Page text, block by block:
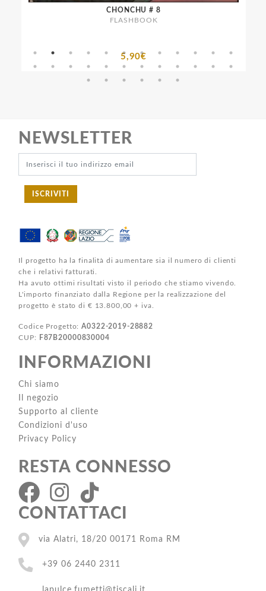
CHONCHU # 8
FLASHBOOK
5,90€
NEWSLETTER
ISCRIVITI
Il progetto ha la finalità di aumentare sia il numero di clienti
che i relativi fatturati.
Ha avuto ottimi risultati visto il periodo che stiamo vivendo.
L'importo finanziato dalla Regione per la realizzazione del
progetto è stato di € 13.800,00 + iva.
Codice Progetto:A0322-2019-28882
CUP:
F87B20000830004
INFORMAZIONI
Chi siamo
Il negozio
Supporto al cliente
Condizioni d'uso
Privacy Policy
RESTA CONNESSO
CONTATTACI
via Alatri, 18/20 00171 Roma RM
+39 06 2440 2311